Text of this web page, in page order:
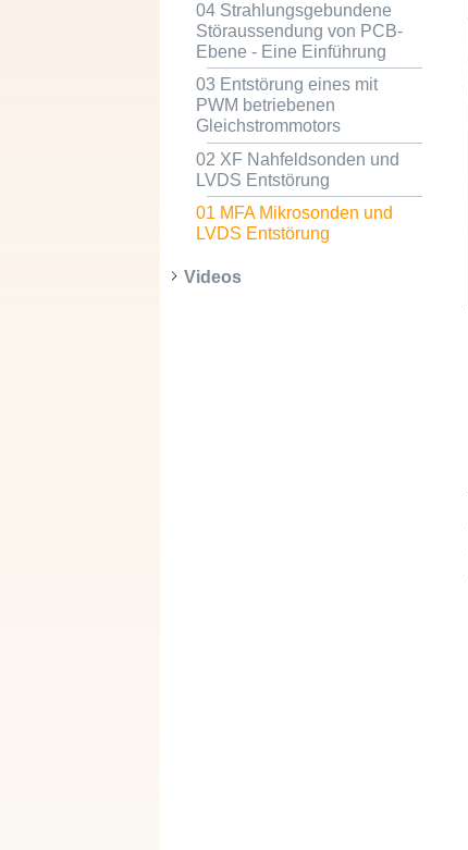
04 Strahlungsgebundene
Störaussendung von PCB-
Ebene - Eine Einführung
03 Entstörung eines mit
PWM betriebenen
Gleichstrommotors
02 XF Nahfeldsonden und
LVDS Entstörung
01 MFA Mikrosonden und
LVDS Entstörung
Videos